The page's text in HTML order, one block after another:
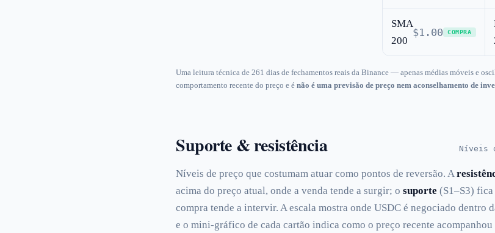
SMA
200
$1.00 COMPRA
Uma leitura técnica de 261 dias de fechamentos reais da Binance — apenas médias móveis e
comportamento recente do preço e é não é uma previsão de preço nem aconselhamento de
Suporte & resistência Níveis
Níveis de preço que costumam atuar como pontos de reversão. A
acima do preço atual, onde a venda tende a surgir; o suporte (S1–S3)
compra tende a intervir. A escala mostra onde USDC é negociado dentro
e o mini-gráfico de cada cartão indica como o preço recente acompanhou